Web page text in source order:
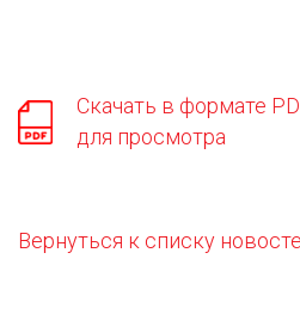
Скачать в формате
для просмотра
Вернуться к списку